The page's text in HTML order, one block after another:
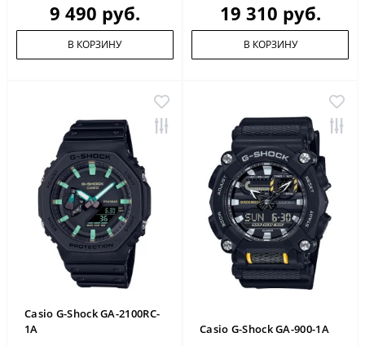
9 490 руб.
В КОРЗИНУ
19 310 руб.
В КОРЗИНУ
Casio G-Shock GA-2100RC-
1A
Casio G-Shock GA-900-1A